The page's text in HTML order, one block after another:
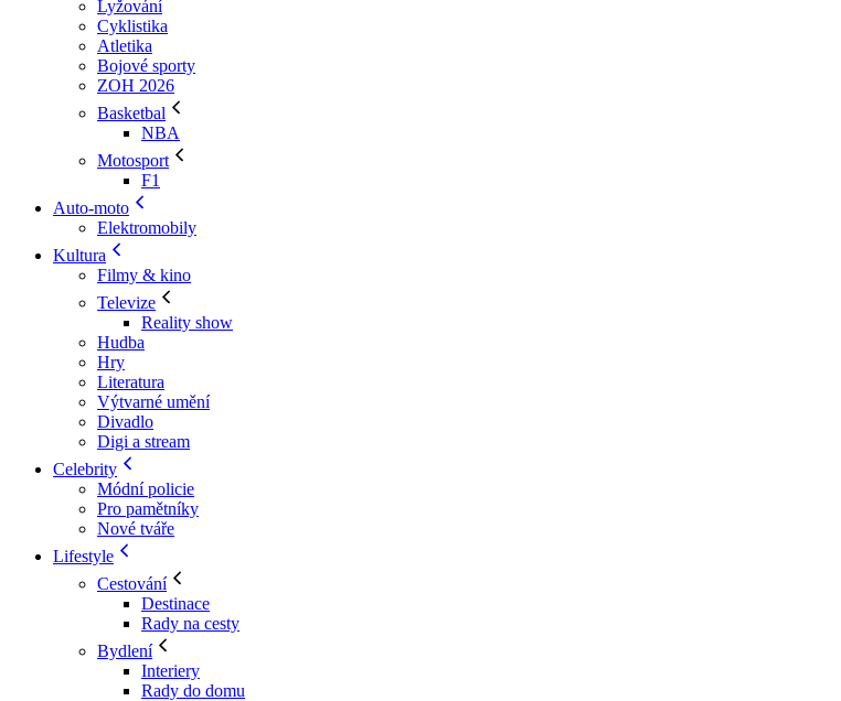
Lyžování
Cyklistika
Atletika
Bojové sporty
ZOH 2026
Basketbal
NBA
Motosport
F1
Auto-moto
Elektromobily
Kultura
Filmy & kino
Televize
Reality show
Hudba
Hry
Literatura
Výtvarné umění
Divadlo
Digi a stream
Celebrity
Módní policie
Pro pamětníky
Nové tváře
Lifestyle
Cestování
Destinace
Rady na cesty
Bydlení
Interiery
Rady do domu